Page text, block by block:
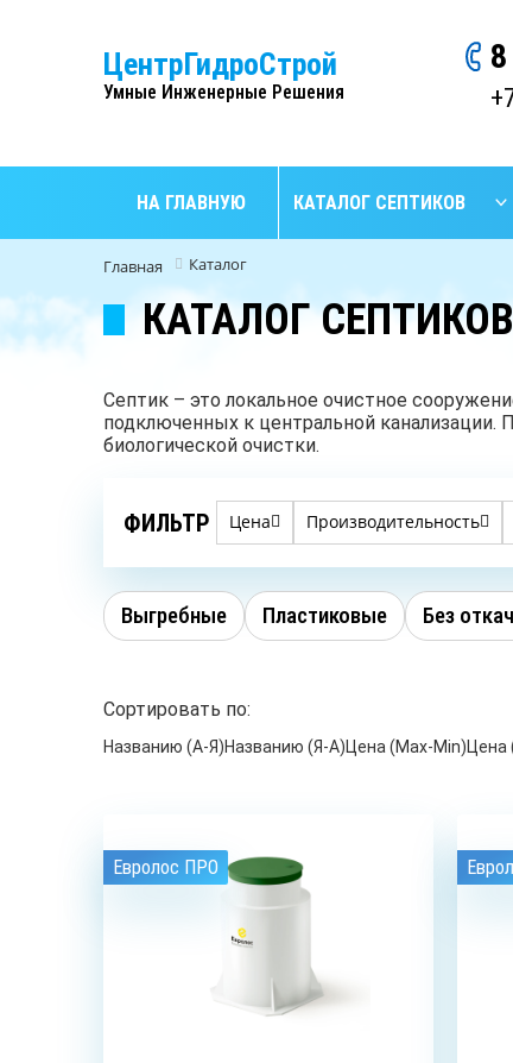
ЦентрГидроСтрой
Умные Инженерные Решения
НА ГЛАВНУЮ КАТАЛОГ СЕПТИКОВ
Главная Каталог
КАТАЛОГ СЕПТИКОВ
Септик – это локальное очистное
подключенных к центральной
биологической очистки.
ФИЛЬТР Цена Производительность
Выгребные Пластиковые Без
Сортировать по:
Названию (А-Я)Названию (Я-А)Цена (Max-Min)Цена
Евролос ПРО